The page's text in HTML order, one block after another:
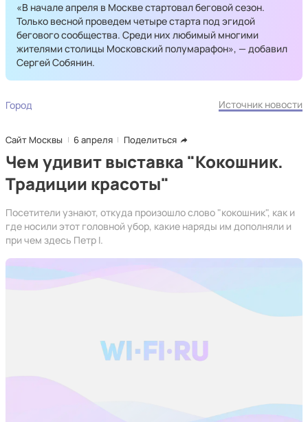
«В начале апреля в Москве стартовал беговой сезон.
Только весной проведем четыре старта под эгидой
бегового сообщества. Среди них любимый многими
жителями столицы Московский полумарафон», — добавил
Сергей Собянин.
Город Источник новости
Сайт Москвы 6 апреля Поделиться
Чем удивит выставка "Кокошник.
Традиции красоты"
Посетители узнают, откуда произошло слово "кокошник", как и
где носили этот головной убор, какие наряды им дополняли и
при чем здесь Петр I.